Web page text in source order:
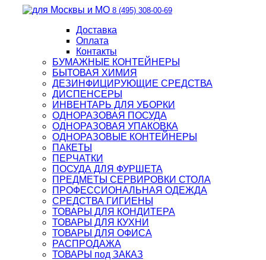
8 (495) 308-00-69
Доставка
Оплата
Контакты
БУМАЖНЫЕ КОНТЕЙНЕРЫ
БЫТОВАЯ ХИМИЯ
ДЕЗИНФИЦИРУЮЩИЕ СРЕДСТВА
ДИСПЕНСЕРЫ
ИНВЕНТАРЬ ДЛЯ УБОРКИ
ОДНОРАЗОВАЯ ПОСУДА
ОДНОРАЗОВАЯ УПАКОВКА
ОДНОРАЗОВЫЕ КОНТЕЙНЕРЫ
ПАКЕТЫ
ПЕРЧАТКИ
ПОСУДА ДЛЯ ФУРШЕТА
ПРЕДМЕТЫ СЕРВИРОВКИ СТОЛА
ПРОФЕССИОНАЛЬНАЯ ОДЕЖДА
СРЕДСТВА ГИГИЕНЫ
ТОВАРЫ ДЛЯ КОНДИТЕРА
ТОВАРЫ ДЛЯ КУХНИ
ТОВАРЫ ДЛЯ ОФИСА
РАСПРОДАЖА
ТОВАРЫ под ЗАКАЗ